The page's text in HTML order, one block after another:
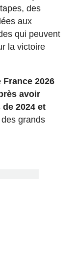
des
aux
qui peuvent
la victoire
2026
avoir
2024 et
grands